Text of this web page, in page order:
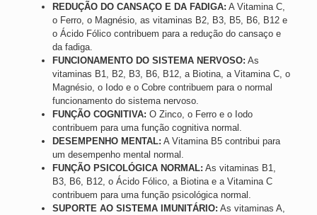
REDUÇÃO DO CANSAÇO E DA FADIGA: A Vitamina C,
o Ferro, o Magnésio, as vitaminas B2, B3, B5, B6, B12 e
o Ácido Fólico contribuem para a redução do cansaço e
da fadiga.
FUNCIONAMENTO DO SISTEMA NERVOSO: As
vitaminas B1, B2, B3, B6, B12, a Biotina, a Vitamina C, o
Magnésio, o Iodo e o Cobre contribuem para o normal
funcionamento do sistema nervoso.
FUNÇÃO COGNITIVA: O Zinco, o Ferro e o Iodo
contribuem para uma função cognitiva normal.
DESEMPENHO MENTAL: A Vitamina B5 contribui para
um desempenho mental normal.
FUNÇÃO PSICOLÓGICA NORMAL: As vitaminas B1,
B3, B6, B12, o Ácido Fólico, a Biotina e a Vitamina C
contribuem para uma função psicológica normal.
SUPORTE AO SISTEMA IMUNITÁRIO: As vitaminas A,